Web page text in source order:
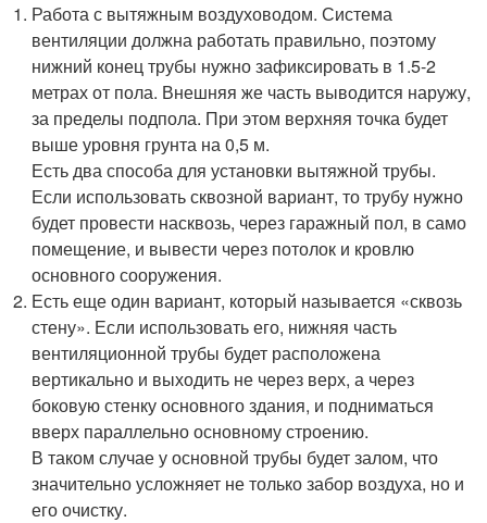
Работа с вытяжным воздуховодом. Система
вентиляции должна работать правильно, поэтому
нижний конец трубы нужно зафиксировать в 1.5-2
метрах от пола. Внешняя же часть выводится наружу,
за пределы подпола. При этом верхняя точка будет
выше уровня грунта на 0,5 м.
Есть два способа для установки вытяжной трубы.
Если использовать сквозной вариант, то трубу нужно
будет провести насквозь, через гаражный пол, в само
помещение, и вывести через потолок и кровлю
основного сооружения.
Есть еще один вариант, который называется «сквозь
стену». Если использовать его, нижняя часть
вентиляционной трубы будет расположена
вертикально и выходить не через верх, а через
боковую стенку основного здания, и подниматься
вверх параллельно основному строению.
В таком случае у основной трубы будет залом, что
значительно усложняет не только забор воздуха, но и
его очистку.